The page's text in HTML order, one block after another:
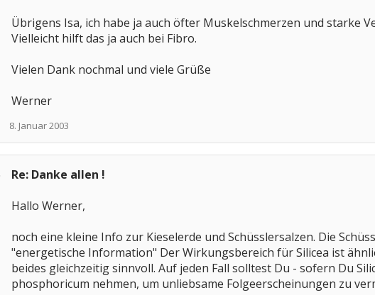
Übrigens Isa, ich habe ja auch öfter Muskelschmerzen und starke
Vielleicht hilft das ja auch bei Fibro.
Vielen Dank nochmal und viele Grüße
Werner
8. Januar 2003
Re: Danke allen !
Hallo Werner,
noch eine kleine Info zur Kieselerde und Schüsslersalzen. Die
"energetische Information" Der Wirkungsbereich für Silicea ist
beides gleichzeitig sinnvoll. Auf jeden Fall solltest Du - sofern Du
phosphoricum nehmen, um unliebsame Folgeerscheinungen zu